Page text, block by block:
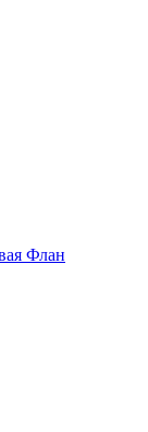
Флан